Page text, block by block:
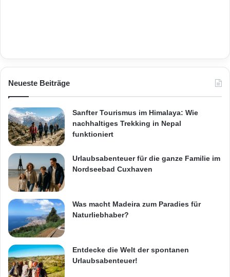
Neueste Beiträge
Sanfter Tourismus im Himalaya: Wie
nachhaltiges Trekking in Nepal
funktioniert
Urlaubsabenteuer für die ganze Familie im
Nordseebad Cuxhaven
Was macht Madeira zum Paradies für
Naturliebhaber?
Entdecke die Welt der spontanen
Urlaubsabenteuer!